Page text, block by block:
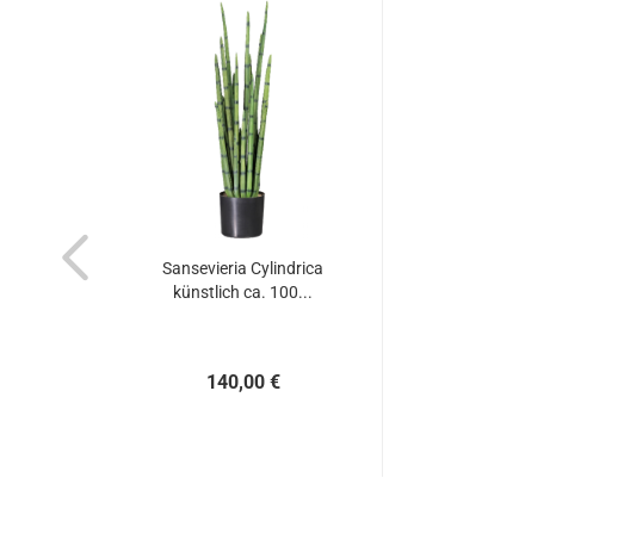
Sansevieria Cylindrica
künstlich ca. 100...
140,00 €